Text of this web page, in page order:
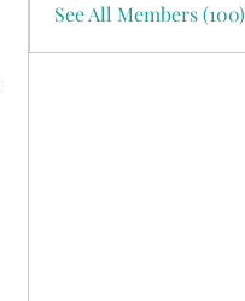
See All Members (100)